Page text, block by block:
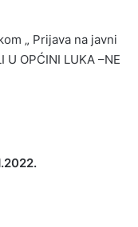
„ Prijava na javni
OPĆINI LUKA –NE